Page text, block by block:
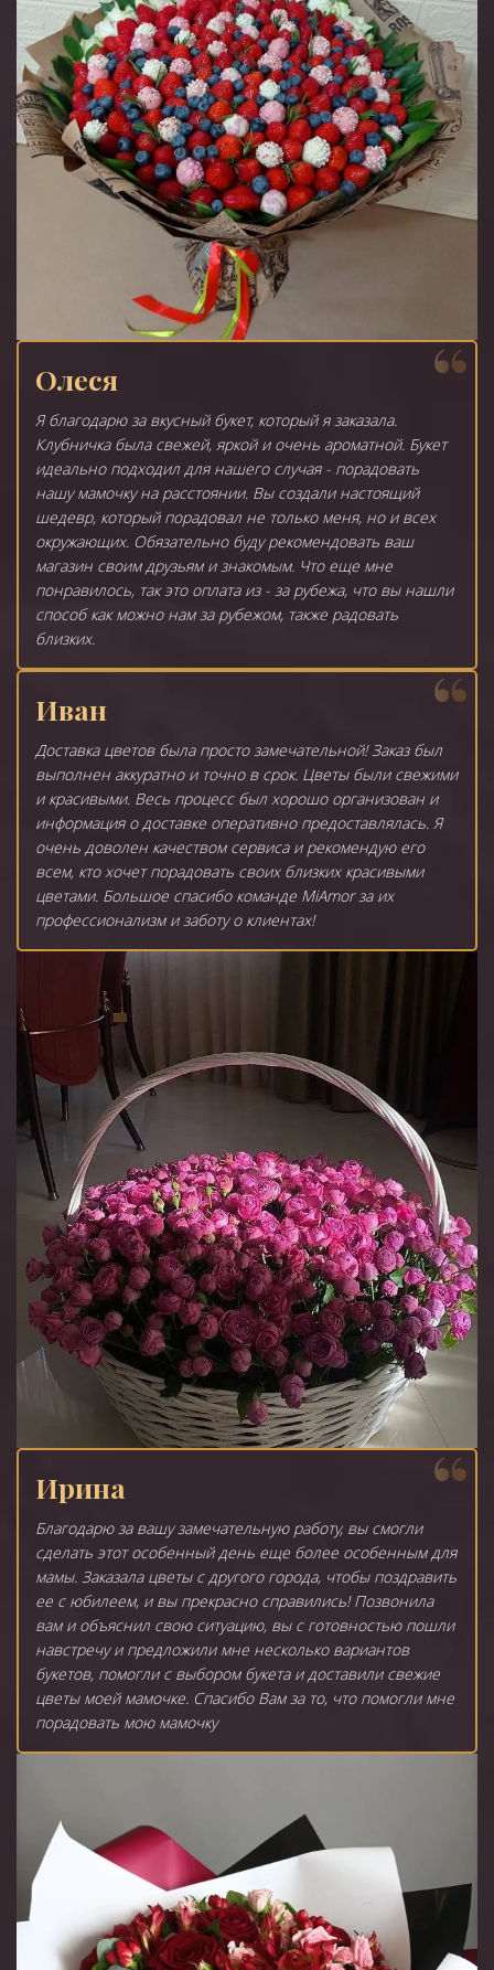
Олеся
Я благодарю за вкусный букет, который я заказала.
Клубничка была свежей, яркой и очень ароматной. Букет
идеально подходил для нашего случая - порадовать
нашу мамочку на расстоянии. Вы создали настоящий
шедевр, который порадовал не только меня, но и всех
окружающих. Обязательно буду рекомендовать ваш
магазин своим друзьям и знакомым. Что еще мне
понравилось, так это оплата из - за рубежа, что вы нашли
способ как можно нам за рубежом, также радовать
близких.
Иван
Доставка цветов была просто замечательной! Заказ был
выполнен аккуратно и точно в срок. Цветы были свежими
и красивыми. Весь процесс был хорошо организован и
информация о доставке оперативно предоставлялась. Я
очень доволен качеством сервиса и рекомендую его
всем, кто хочет порадовать своих близких красивыми
цветами. Большое спасибо команде MiAmor за их
профессионализм и заботу о клиентах!
Ирина
Благодарю за вашу замечательную работу, вы смогли
сделать этот особенный день еще более особенным для
мамы. Заказала цветы с другого города, чтобы поздравить
ее с юбилеем, и вы прекрасно справились! Позвонила
вам и объяснил свою ситуацию, вы с готовностью пошли
навстречу и предложили мне несколько вариантов
букетов, помогли с выбором букета и доставили свежие
цветы моей мамочке. Спасибо Вам за то, что помогли мне
порадовать мою мамочку